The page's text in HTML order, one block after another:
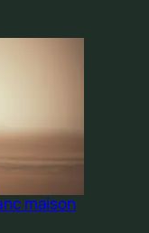
maison